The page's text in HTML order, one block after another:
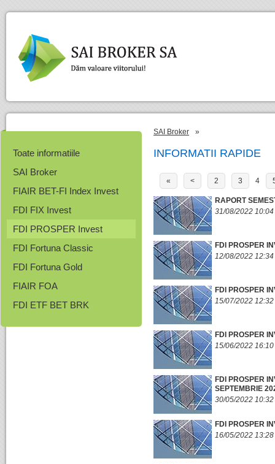
Toate informatiile
SAI Broker
FIAIR BET-FI Index Invest
FDI FIX Invest
FDI PROSPER Invest
FDI Fortuna Classic
FDI Fortuna Gold
FIAIR FOA
FDI ETF BET BRK
SAI Broker »
INFORMATII RAPIDE
« < 2 3 4
RAPORT
31/08/2022 10:04
FDI PROSPER
12/08/2022 12:34
FDI PROSPER
15/07/2022 12:32
FDI PROSPER
15/06/2022 16:10
FDI PROSPER
SEPTEMBRIE
30/05/2022 10:32
FDI PROSPER
16/05/2022 13:28